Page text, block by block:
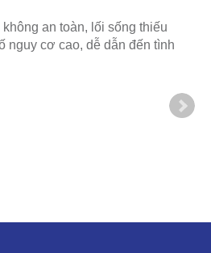
an toàn, lối sống thiếu
nguy cơ cao, dễ dẫn đến tình